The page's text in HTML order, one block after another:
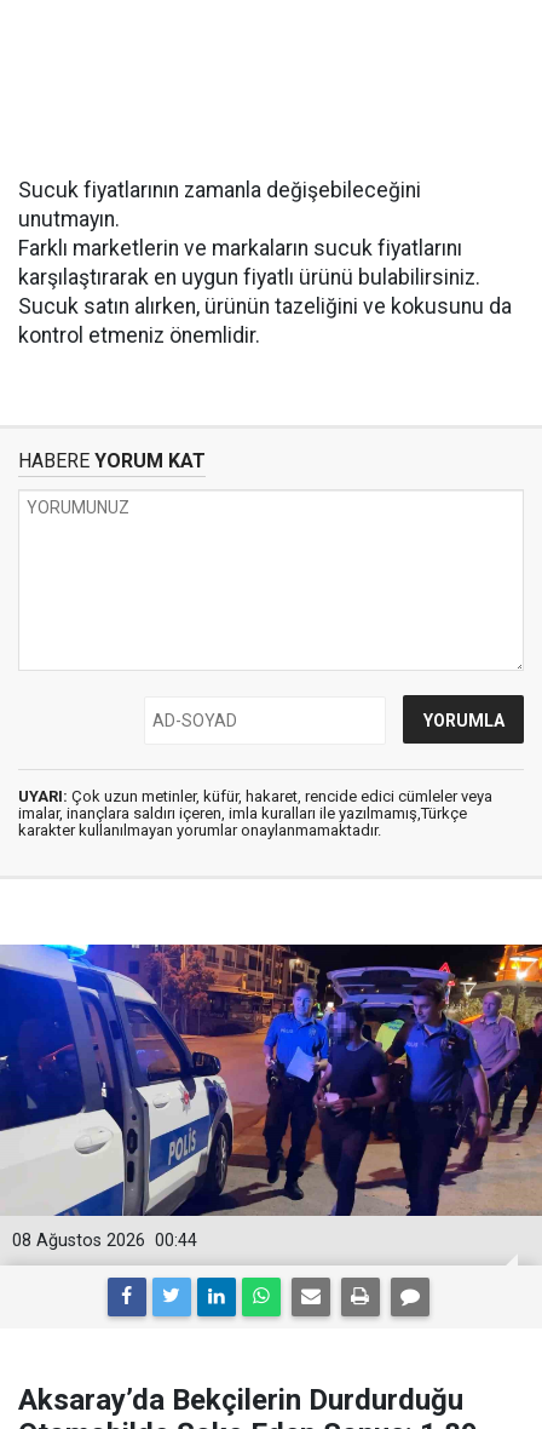
Sucuk fiyatlarının zamanla değişebileceğini
unutmayın.
Farklı marketlerin ve markaların sucuk fiyatlarını
karşılaştırarak en uygun fiyatlı ürünü bulabilirsiniz.
Sucuk satın alırken, ürünün tazeliğini ve kokusunu da
kontrol etmeniz önemlidir.
HABERE YORUM KAT
UYARI: Çok uzun metinler, küfür, hakaret, rencide edici cümleler veya
imalar, inançlara saldırı içeren, imla kuralları ile yazılmamış,Türkçe
karakter kullanılmayan yorumlar onaylanmamaktadır.
00:44
08 Ağustos 2026
Aksaray’da Bekçilerin Durdurduğu